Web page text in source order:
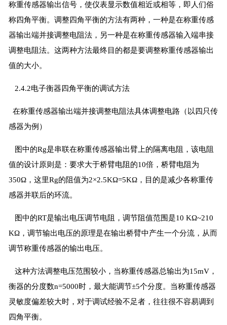
称重传感器输出信号，使仪表显示数值相近或相等，即人们俗
称四角平衡。调整四角平衡的方法有两种，一种是在称重传感
器输出端并接调整电阻法，另一种是在称重传感器输入端串接
调整电阻法。这两种方法最终目的都是要调整称重传感器输出
值的大小。
2.4.2电子衡器四角平衡的调试方法
在称重传感器输出端并接调整电阻法具体调整电路（以四只传
感器为例）
图中的Rg是串联在称重传感器输出臂上的隔离电阻，该电阻
值的设计原则是：要求大于桥臂电阻的10倍，桥臂电阻为
350Ω，这里Rg的阻值为2×2.5KΩ=5KΩ，目的是减少各称重传
感器并联后的环流。
图中的RT是输出电压调节电阻，调节阻值范围是10 KΩ~210
KΩ，调节输出电压的原理是在输出桥臂中产生一个分流，从而
调节称重传感器的输出电压。
这种方法调整电压范围较小，当称重传感器总输出为15mV，
衡器的分度数n=5000时，最大能调节±5个分度。当称重传感器
灵敏度偏差较大时，对于调试经验不足者，往往很不容易调到
四角平衡。